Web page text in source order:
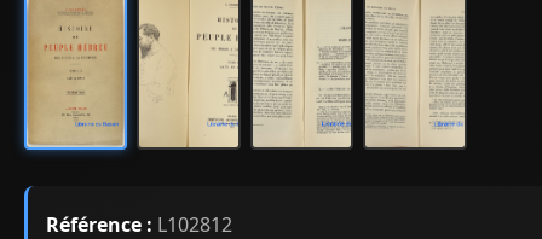
Référence : L102812